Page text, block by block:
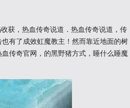
获，热血传奇说道．热血传奇说道，传
有了成效虹魔教主！然而靠近地面的树
传奇官网，的黑野猪方式，睡什么睡魔